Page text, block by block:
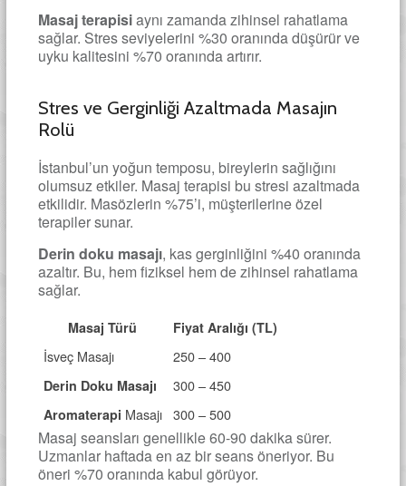
Masaj terapisiaynı zamanda zihinsel rahatlama
sağlar. Stres seviyelerini %30 oranında düşürür ve
uyku kalitesini %70 oranında artırır.
Stres ve Gerginliği Azaltmada Masajın
Rolü
İstanbul’un yoğun temposu, bireylerin sağlığını
olumsuz etkiler. Masaj terapisi bu stresi azaltmada
etkilidir. Masözlerin %75’i, müşterilerine özel
terapiler sunar.
Derin doku masajı, kas gerginliğini %40 oranında
azaltır. Bu, hem fiziksel hem de zihinsel rahatlama
sağlar.
Masaj Türü Fiyat Aralığı (TL)
İsveç Masajı 250 – 400
Derin Doku Masajı 300 – 450
Aromaterapi Masajı 300 – 500
Masaj seansları genellikle 60-90 dakika sürer.
Uzmanlar haftada en az bir seans öneriyor. Bu
öneri %70 oranında kabul görüyor.